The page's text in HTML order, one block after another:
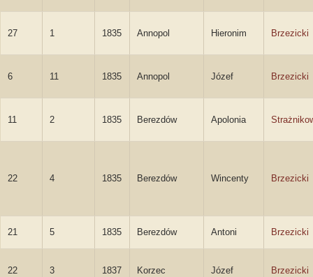
27 1 1835 Annopol Hieronim Brzezicki
6 11 1835 Annopol Józef Brzezicki
11 2 1835 Berezdów Apolonia
22 4 1835 Berezdów Wincenty Brzezicki
21 5 1835 Berezdów Antoni Brzezicki
22 3 1837 Korzec Józef Brzezicki